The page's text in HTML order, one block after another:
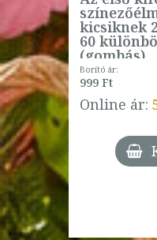
ár:
Ft
Ft
27%
kicsiknek
60
(gombás)
Borító ár:
999 Ft
Online ár: